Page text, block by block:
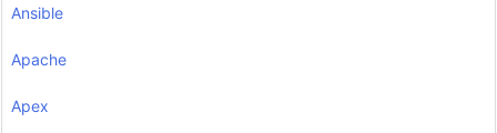
Ansible
Apache
Apex